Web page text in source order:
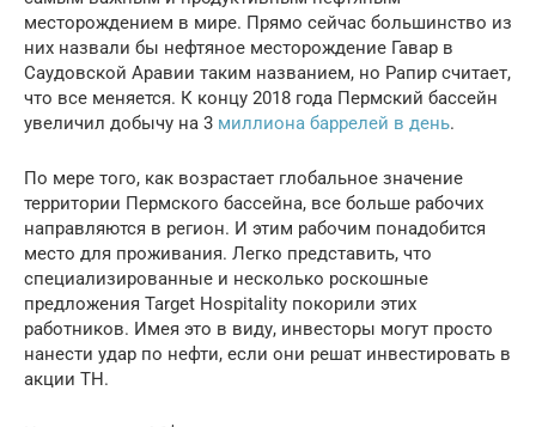
месторождением в мире. Прямо сейчас большинство из
них назвали бы нефтяное месторождение Гавар в
Саудовской Аравии таким названием, но Рапир считает,
что все меняется. К концу 2018 года Пермский бассейн
увеличил добычу на 3 миллиона баррелей в день.
По мере того, как возрастает глобальное значение
территории Пермского бассейна, все больше рабочих
направляются в регион. И этим рабочим понадобится
место для проживания. Легко представить, что
специализированные и несколько роскошные
предложения Target Hospitality покорили этих
работников. Имея это в виду, инвесторы могут просто
нанести удар по нефти, если они решат инвестировать в
акции TH.